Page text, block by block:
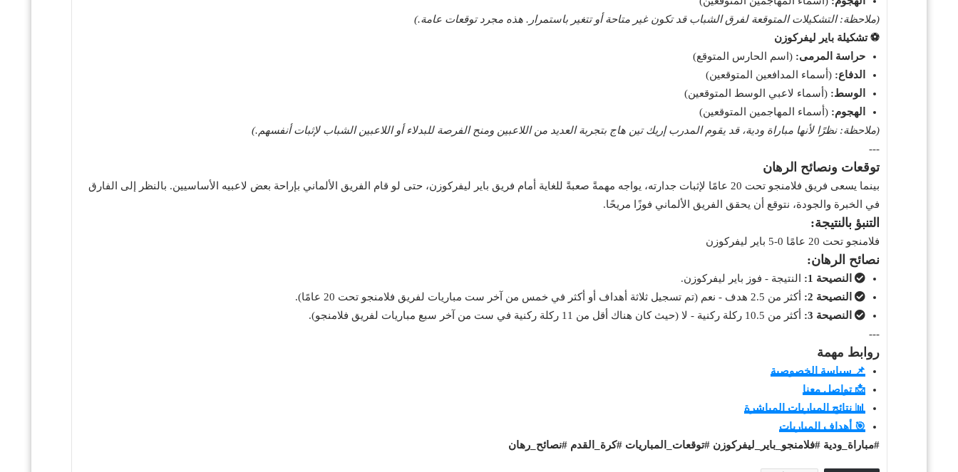
(ملاحظة: التشكيلات المتوقعة لفرق الشباب قد تكون غير متاحة أو تتغير باستمرار. هذه مجرد توقعات عامة.)
⚽️ تشكيلة باير ليفركوزن
حراسة المرمى: (اسم الحارس المتوقع)
الدفاع: (أسماء المدافعين المتوقعين)
الوسط: (أسماء لاعبي الوسط المتوقعين)
الهجوم: (أسماء المهاجمين المتوقعين)
(ملاحظة: نظرًا لأنها مباراة ودية، قد يقوم المدرب إريك تين هاج بتجربة العديد من اللاعبين ومنح الفرصة للبدلاء أو اللاعبين الشباب لإثبات أنفسهم.)
---
توقعات ونصائح الرهان
بينما يسعى فريق فلامنجو تحت 20 عامًا لإثبات جدارته، يواجه مهمةً صعبةً للغاية أمام فريق باير ليفركوزن، حتى لو قام الفريق الألماني بإراحة بعض لاعبيه الأساسيين. بالنظر إلى الفارق
في الخبرة والجودة، نتوقع أن يحقق الفريق الألماني فوزًا مريحًا.
التنبؤ بالنتيجة:
فلامنجو تحت 20 عامًا 0-5 باير ليفركوزن
نصائح الرهان:
النصيحة 1:
النتيجة - فوز باير ليفركوزن.
النصيحة 2:
أكثر من 2.5 هدف - نعم (تم تسجيل ثلاثة أهداف أو أكثر في خمس من آخر ست مباريات لفريق فلامنجو تحت 20 عامًا).
النصيحة 3:
أكثر من 10.5 ركلة ركنية - لا (حيث كان هناك أقل من 11 ركلة ركنية في ست من آخر سبع مباريات لفريق فلامنجو).
---
روابط مهمة
📌 سياسة الخصوصية
📩 تواصل معنا
📊 نتائج المباريات المباشرة
🎯 أهداف المباريات
#مباراة_ودية #فلامنجو_باير_ليفركوزن #توقعات_المباريات #كرة_القدم #نصائح_رهان